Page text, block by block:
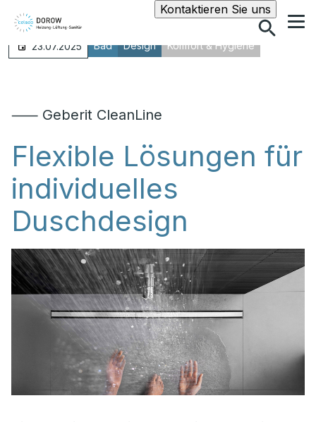
Kontaktieren Sie unsSuche
23.07.2025 Bad Design Komfort & Hygiene
⸺ Geberit CleanLine
Flexible Lösungen für
individuelles
Duschdesign